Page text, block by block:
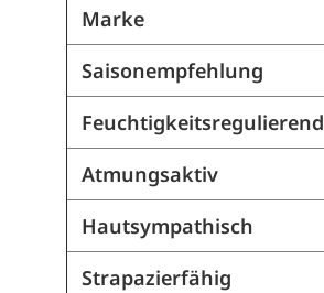
Marke
Saisonempfehlung
Feuchtigkeitsregulierend
Atmungsaktiv
Hautsympathisch
Strapazierfähig